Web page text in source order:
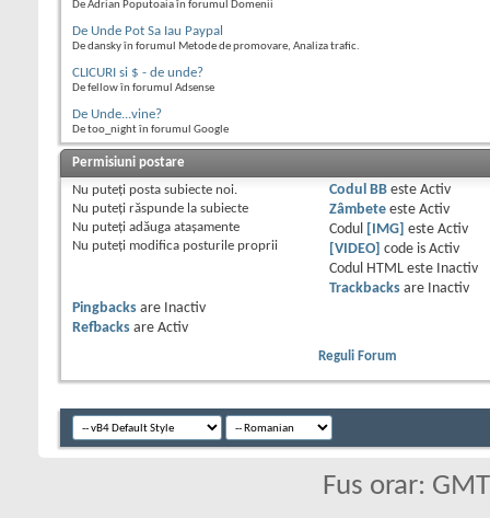
De Adrian Poputoaia în forumul Domenii
De Unde Pot Sa Iau Paypal
De dansky în forumul Metode de promovare, Analiza trafic.
CLICURI si $ - de unde?
De fellow în forumul Adsense
De Unde...vine?
De too_night în forumul Google
Permisiuni postare
Nu puteţi posta subiecte noi.
Nu puteţi răspunde la subiecte
Nu puteţi adăuga ataşamente
Nu puteţi modifica posturile proprii
Codul BBeste Activ
Zâmbeteeste Activ
Codul
[IMG] este Activ
[VIDEO]
code is Activ
Codul HTML este
Inactiv
Trackbacksare
Inactiv
Pingbacks are
Inactiv
Refbacks are Activ
Reguli Forum
Fus orar: